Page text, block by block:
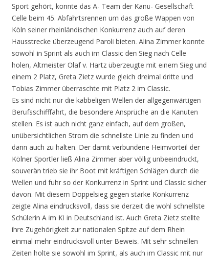
Sport gehört, konnte das A- Team der Kanu- Gesellschaft
Celle beim 45. Abfahrtsrennen um das große Wappen von
Köln seiner rheinländischen Konkurrenz auch auf deren
Hausstrecke überzeugend Paroli bieten. Alina Zimmer konnte
sowohl in Sprint als auch im Classic den Sieg nach Celle
holen, Altmeister Olaf v. Hartz überzeugte mit einem Sieg und
einem 2 Platz, Greta Zietz wurde gleich dreimal dritte und
Tobias Zimmer überraschte mit Platz 2 im Classic.
Es sind nicht nur die kabbeligen Wellen der allgegenwärtigen
Berufsschifffahrt, die besondere Ansprüche an die Kanuten
stellen. Es ist auch nicht ganz einfach, auf dem großen,
unübersichtlichen Strom die schnellste Linie zu finden und
dann auch zu halten. Der damit verbundene Heimvorteil der
Kölner Sportler ließ Alina Zimmer aber völlig unbeeindruckt,
souverän trieb sie ihr Boot mit kräftigen Schlägen durch die
Wellen und fuhr so der Konkurrenz in Sprint und Classic sicher
davon. Mit diesem Doppelsieg gegen starke Konkurrenz
zeigte Alina eindrucksvoll, dass sie derzeit die wohl schnellste
Schülerin A im KI in Deutschland ist. Auch Greta Zietz stellte
ihre Zugehörigkeit zur nationalen Spitze auf dem Rhein
einmal mehr eindrucksvoll unter Beweis. Mit sehr schnellen
Zeiten holte sie sowohl im Sprint, als auch im Classic mit nur